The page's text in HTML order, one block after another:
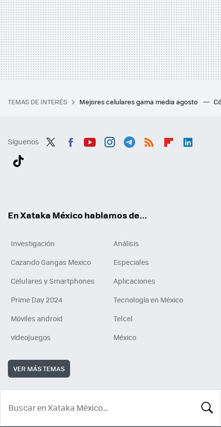
TEMAS DE INTERÉS Mejores celulares gama media agosto
Síguenos
En Xataka México hablamos de...
Investigación
Análisis
Cazando Gangas Mexico
Especiales
Celulares y Smartphones
Aplicaciones
Prime Day 2024
Tecnología en México
Móviles android
Telcel
videojuegos
México
VER MÁS TEMAS